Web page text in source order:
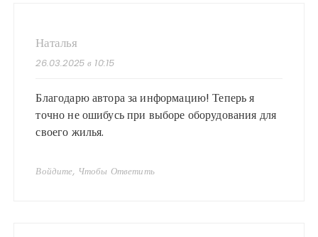
Наталья
26.03.2025 в 10:15
Благодарю автора за информацию! Теперь я
точно не ошибусь при выборе оборудования для
своего жилья.
Войдите, Чтобы Ответить